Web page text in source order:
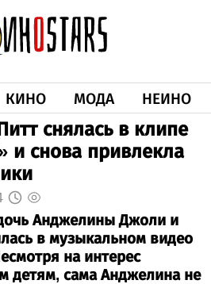
КИНО МОДА НЕИНО
ИСКУССТВО
ДРУГОЕ
снялась в клипе
и снова привлекла
Анджелины Джоли и
в музыкальном видео
на интерес
детям, сама Анджелина не